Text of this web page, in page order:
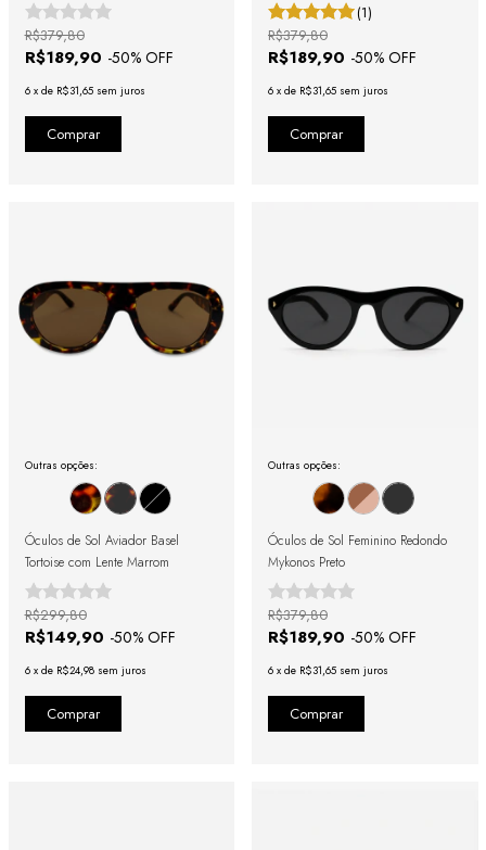
R$189,90 -50% OFF
R$379,80
6 x de R$31,65 sem juros
(1)
R$189,90 -50% OFF
R$379,80
6 x de R$31,65 sem juros
Outras opções:
Óculos de Sol Aviador Basel
Tortoise com Lente Marrom
R$149,90 -50% OFF
R$299,80
6 x de R$24,98 sem juros
Outras opções:
Óculos de Sol Feminino Redondo
Mykonos Preto
R$189,90 -50% OFF
R$379,80
6 x de R$31,65 sem juros